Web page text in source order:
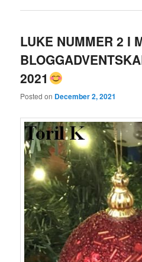
LUKE NUMMER 2 I
2021
Posted on December 2, 2021